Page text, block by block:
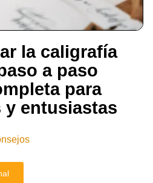
la caligrafía
a paso
para
entusiastas